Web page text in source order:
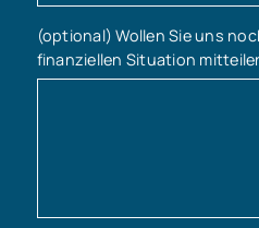
(optional) Wollen Sie uns
finanziellen Situation